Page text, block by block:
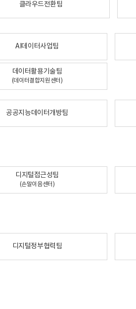
클라우드전환팀
AI데이터사업팀
데이터활용기술팀
(데이터결합지원센터)
공공지능데이터개방팀
디지털접근성팀
(손말이음센터)
디지털정부협력팀